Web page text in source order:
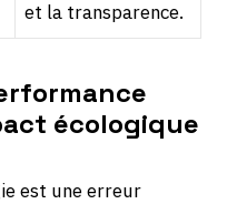
et la transparence.
écologique
est une erreur